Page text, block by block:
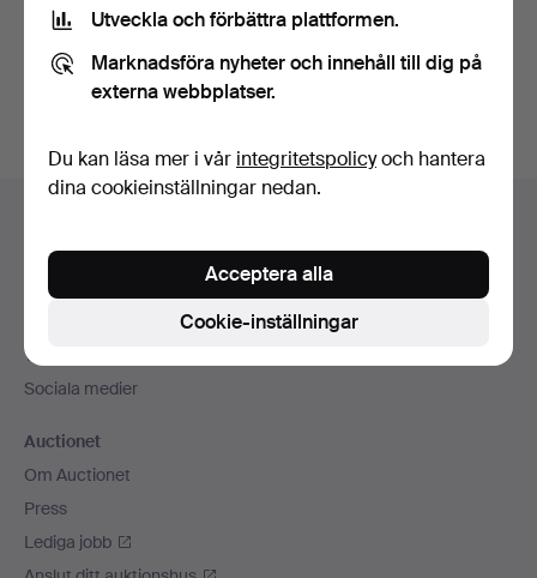
Skapa konto
Sidfotsnavigation
Kontakta support
Alla auktionshus
Vi skickar med
Sociala medier
Auctionet
Om Auctionet
Press
Lediga jobb
Utveckla och förbättra plattformen.
Marknadsföra nyheter och innehåll till dig på
externa webbplatser.
Du kan läsa mer i vår integritetspolicyoch hantera
dina cookieinställningar nedan.
Cookie-inställningar
Acceptera alla